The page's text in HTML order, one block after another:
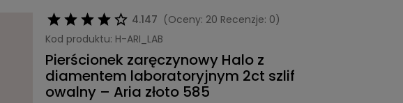
4.147 (Oceny: 20 Recenzje: 0)
Kod produktu: H-ARI_LAB
Pierścionek zaręczynowy Halo z
diamentem laboratoryjnym 2ct szlif
owalny – Aria złoto 585